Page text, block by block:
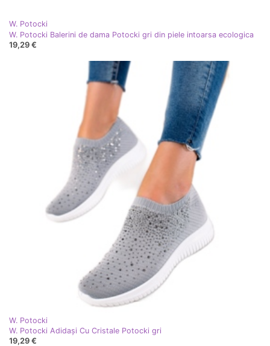
W. Potocki
W. Potocki Balerini de dama Potocki gri din piele intoarsa ecologica
19,29 €
W. Potocki
W. Potocki Adidași Cu Cristale Potocki gri
19,29 €